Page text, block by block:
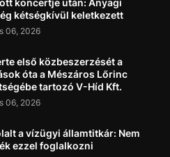
kétségkívül keletkezett
06, 2026
első közbeszerzését a
óta a Mészáros Lőrinc
tartozó V-Híd Kft.
06, 2026
a vízügyi államtitkár: Nem
ezzel foglalkozni